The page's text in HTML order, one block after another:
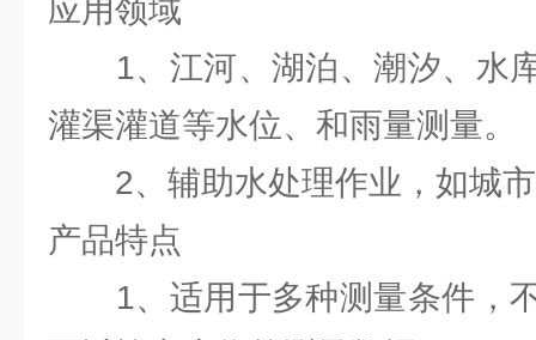
应用领域
1、江河、湖泊、潮汐、水
灌渠灌道等水位、和雨量测量。
2、辅助水处理作业，如城市
产品特点
1、适用于多种测量条件，